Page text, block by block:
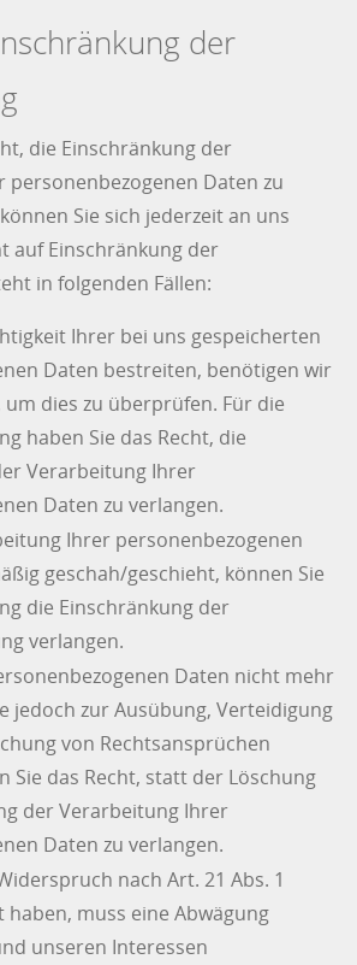
der
die Einschränkung der
Daten zu
Sie sich jederzeit an uns
auf Einschränkung der
in folgenden Fällen:
Ihrer bei uns gespeicherten
Daten bestreiten, benötigen wir
um dies zu überprüfen. Für die
haben Sie das Recht, die
Verarbeitung Ihrer
Daten zu verlangen.
Ihrer personenbezogenen
geschah/geschieht, können Sie
die Einschränkung der
verlangen.
Daten nicht mehr
jedoch zur Ausübung, Verteidigung
von Rechtsansprüchen
Sie das Recht, statt der Löschung
der Verarbeitung Ihrer
Daten zu verlangen.
nach Art. 21 Abs. 1
haben, muss eine Abwägung
unseren Interessen